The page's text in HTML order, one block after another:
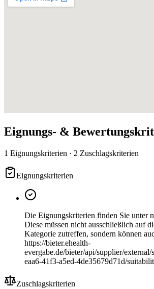
Eignungs- &
1 Eignungskriterien · 2 Zuschlagskriterien
Eignungskriterien
Die Eignungskriterien finden Sie unter
Diese müssen nicht ausschließlich auf
Kategorie zutreffen, sondern können
https://bieter.ehealth-
evergabe.de/bieter/api/supplier/
eaa6-41f3-a5ed-4de35679d71d/
Zuschlagskriterien